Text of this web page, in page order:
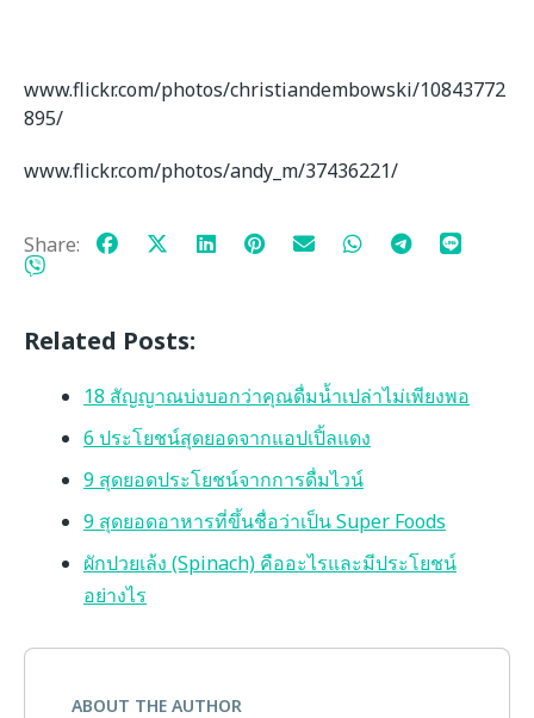
www.flickr.com/photos/christiandembowski/10843772
895/
www.flickr.com/photos/andy_m/37436221/
Share:
Related Posts:
18 สัญญาณบ่งบอกว่าคุณดื่มน้ำเปล่าไม่เพียงพอ
6 ประโยชน์สุดยอดจากแอปเปิ้ลแดง
9 สุดยอดประโยชน์จากการดื่มไวน์
9 สุดยอดอาหารที่ขึ้นชื่อว่าเป็น Super Foods
ผักปวยเล้ง (Spinach) คืออะไรและมีประโยชน์
อย่างไร
ABOUT THE AUTHOR